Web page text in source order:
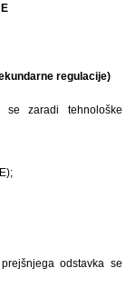
regulacije)
se zaradi tehnološke
odstavka se